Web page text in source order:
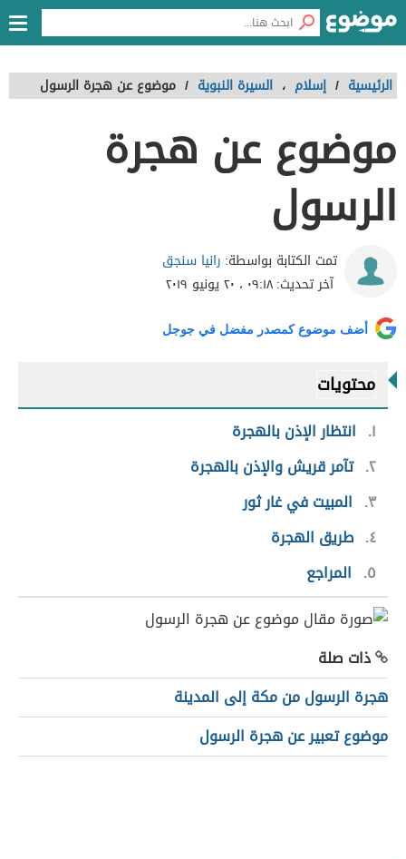
الرئيسية / إسلام ، السيرة النبوية / موضوع عن هجرة الرسول
موضوع عن هجرة
الرسول
تمت الكتابة بواسطة: رانيا سنجق
آخر تحديث:٠٩:١٨ ، ٢٠ يونيو ٢٠١٩
أضف موضوع كمصدر مفضل في جوجل
محتويات
١
انتظار الإذن بالهجرة
٢ تآمر قريش والإذن بالهجرة
٣
المبيت في غار ثور
٤ طريق الهجرة
٥
المراجع
ذات صلة
هجرة الرسول من مكة إلى المدينة
موضوع تعبير عن هجرة الرسول